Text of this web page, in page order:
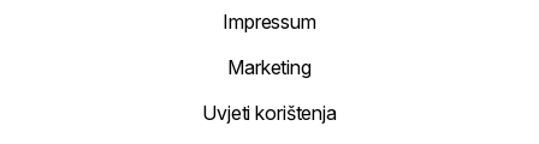
Impressum
Marketing
Uvjeti korištenja